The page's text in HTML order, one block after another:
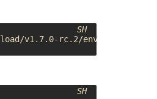
SH
SH